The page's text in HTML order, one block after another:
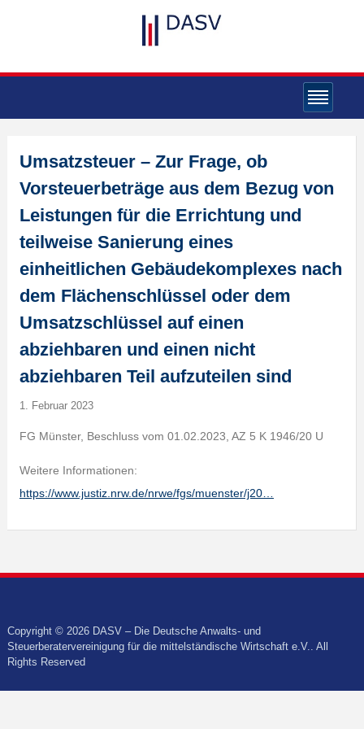
Umsatzsteuer – Zur Frage, ob
Vorsteuerbeträge aus dem Bezug von
Leistungen für die Errichtung und
teilweise Sanierung eines
einheitlichen Gebäudekomplexes nach
dem Flächenschlüssel oder dem
Umsatzschlüssel auf einen
abziehbaren und einen nicht
abziehbaren Teil aufzuteilen sind
1. Februar 2023
FG Münster, Beschluss vom 01.02.2023, AZ 5 K 1946/20 U
Weitere Informationen:
https://www.justiz.nrw.de/nrwe/fgs/muenster/j20…
Copyright © 2026 DASV – Die Deutsche Anwalts- und
Steuerberatervereinigung für die mittelständische Wirtschaft e.V.. All
Rights Reserved